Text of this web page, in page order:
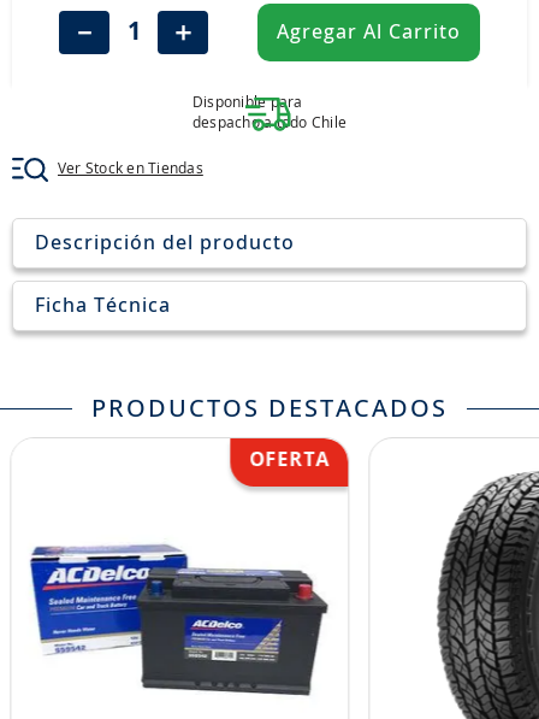
＋
－ Agregar Al Carrito
Disponible para
despacho a todo Chile
Ver Stock en Tiendas
Descripción del producto
Ficha Técnica
PRODUCTOS DESTACADOS
john deere
245